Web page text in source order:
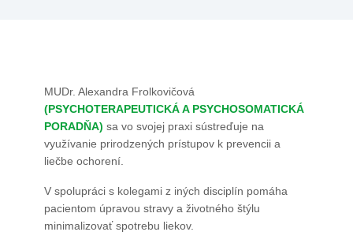
MUDr. Alexandra Frolkovičová
(PSYCHOTERAPEUTICKÁ A PSYCHOSOMATICKÁ
PORADŇA) sa vo svojej praxi sústreďuje na
využívanie prirodzených prístupov k prevencii a
liečbe ochorení.
V spolupráci s kolegami z iných disciplín pomáha
pacientom úpravou stravy a životného štýlu
minimalizovať spotrebu liekov.